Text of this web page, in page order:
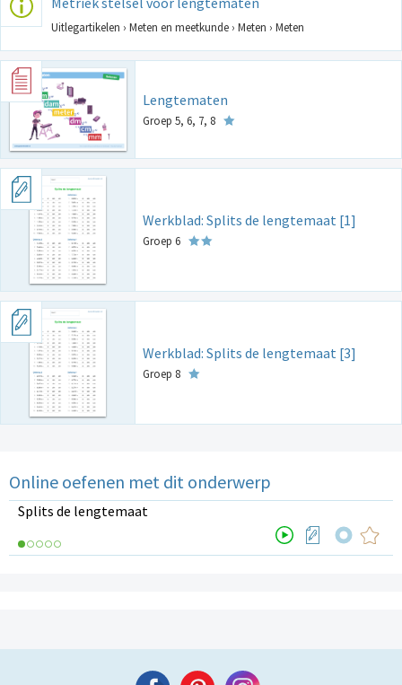
Uitlegartikelen › Meten en meetkunde › Meten › Meten
Lengtematen
Groep 5, 6, 7, 8
Werkblad: Splits de lengtemaat [1]
Groep 6
Werkblad: Splits de lengtemaat [3]
Groep 8
Online oefenen met dit onderwerp
Splits de lengtemaat